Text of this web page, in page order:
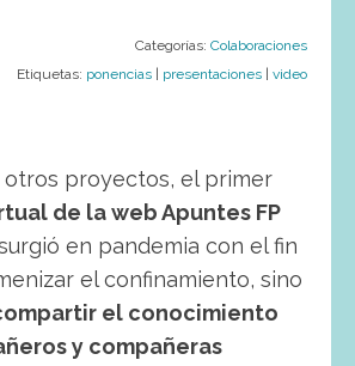
Categorías: Colaboraciones
Etiquetas: ponencias presentaciones video
proyectos, el primer
de la web Apuntes FP
en pandemia con el fin
el confinamiento, sino
el conocimiento
y compañeras